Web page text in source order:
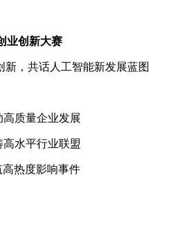
业创新大赛
新，共话人工智能新发展蓝图
质量企业发展
高水平行业联盟
热度影响事件